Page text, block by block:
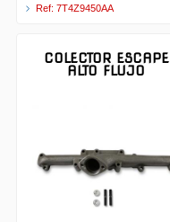
Ref: 7T4Z9450AA
COLECTOR ESCAPE
ALTO FLUJO